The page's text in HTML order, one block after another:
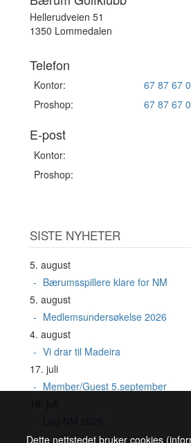
Hellerudveien 51
1350 Lommedalen
Telefon
Kontor:
67 87 67
Proshop:
67 87 67
E-post
Kontor:
Proshop:
SISTE NYHETER
5. august
Bærumsspillere klare for NM
5. august
Medlemsundersøkelse 2026
4. august
Vi drar til Madeira
17. juli
Member/Guest 5.september
Dette nettstedet bruker cookies